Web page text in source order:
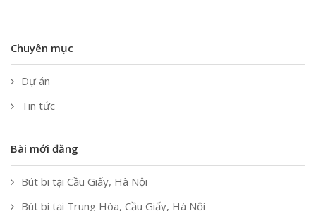
Chuyên mục
Dự án
Tin tức
Bài mới đăng
Bút bi tại Cầu Giấy, Hà Nội
Bút bi tại Trung Hòa, Cầu Giấy, Hà Nội